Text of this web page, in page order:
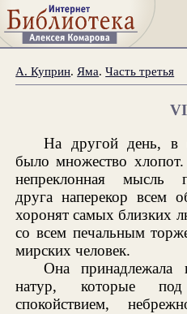
А. Куприн. Яма.Часть третья
На другой день, в
было множество
непреклонная мысль
друга наперекор всем
хоронят самых близких
со всем печальным
мирских человек.
Она принадлежала
натур, которые
спокойствием,